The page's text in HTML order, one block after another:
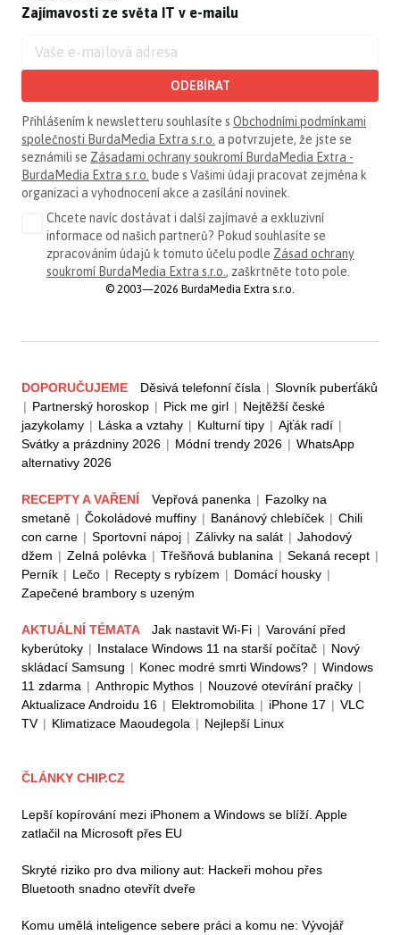
Zajímavosti ze světa IT v e-mailu
ODEBÍRAT
Přihlášením k newsletteru souhlasíte s Obchodními podmínkami
společnosti BurdaMedia Extra s.r.o. a potvrzujete, že jste se
seznámili se Zásadami ochrany soukromí BurdaMedia Extra -
BurdaMedia Extra s.r.o. bude s Vašimi údaji pracovat zejména k
organizaci a vyhodnocení akce a zasílání novinek.
Chcete navíc dostávat i další zajímavé a exkluzivní
informace od našich partnerů? Pokud souhlasíte se
zpracováním údajů k tomuto účelu podle Zásad ochrany
soukromí BurdaMedia Extra s.r.o. , zaškrtněte toto pole.
© 2003—2026 BurdaMedia Extra s.r.o.
DOPORUČUJEME Děsivá telefonní čísla | Slovník puberťáků
| Partnerský horoskop | Pick me girl | Nejtěžší české
jazykolamy | Láska a vztahy | Kulturní tipy | Ajťák radí |
Svátky a prázdniny 2026 | Módní trendy 2026 | WhatsApp
alternativy 2026
RECEPTY A VAŘENÍ Vepřová panenka | Fazolky na
smetaně | Čokoládové muffiny | Banánový chlebíček | Chili
con carne | Sportovní nápoj | Zálivky na salát | Jahodový
džem | Zelná polévka | Třešňová bublanina | Sekaná recept |
Perník | Lečo | Recepty s rybízem | Domácí housky |
Zapečené brambory s uzeným
AKTUÁLNÍ TÉMATA Jak nastavit Wi-Fi | Varování před
kyberútoky | Instalace Windows 11 na starší počítač | Nový
skládací Samsung | Konec modré smrti Windows? | Windows
11 zdarma | Anthropic Mythos | Nouzové otevírání pračky |
Aktualizace Androidu 16 | Elektromobilita | iPhone 17 | VLC
TV | Klimatizace Maoudegola | Nejlepší Linux
ČLÁNKY CHIP.CZ
Lepší kopírování mezi iPhonem a Windows se blíží. Apple
zatlačil na Microsoft přes EU
Skryté riziko pro dva miliony aut: Hackeři mohou přes
Bluetooth snadno otevřít dveře
Komu umělá inteligence sebere práci a komu ne: Vývojář